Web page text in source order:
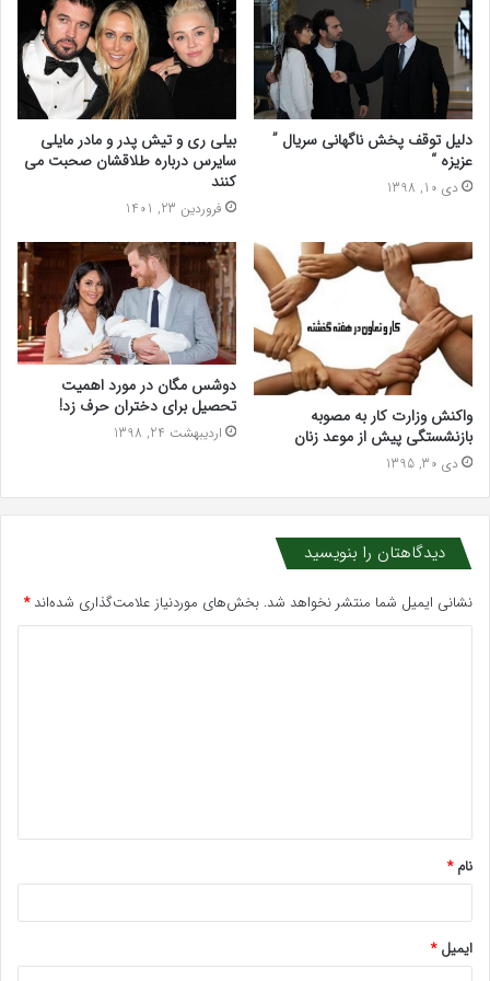
دلیل توقف پخش ناگهانی سریال ”
عزیزه “
دی 10, 1398
بیلی ری و تیش پدر و مادر مایلی
سایرس درباره طلاقشان صحبت می
کنند
فروردین 23, 1401
واکنش وزارت کار به مصوبه
بازنشستگی پیش از موعد زنان
دی 30, 1395
دوشس مگان در مورد اهمیت
تحصیل برای دختران حرف زد!
اردیبهشت 24, 1398
دیدگاهتان را بنویسید
نشانی ایمیل شما منتشر نخواهد شد. بخش‌های موردنیاز علامت‌گذاری شده‌اند*
*
نام*
ایمیل*